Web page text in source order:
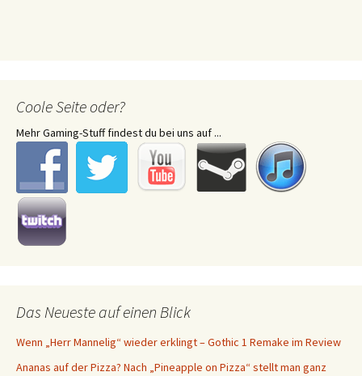
Coole Seite oder?
Mehr Gaming-Stuff findest du bei uns auf ...
Das Neueste auf einen Blick
Wenn „Herr Mannelig“ wieder erklingt – Gothic 1 Remake im Review
Ananas auf der Pizza? Nach „Pineapple on Pizza“ stellt man ganz